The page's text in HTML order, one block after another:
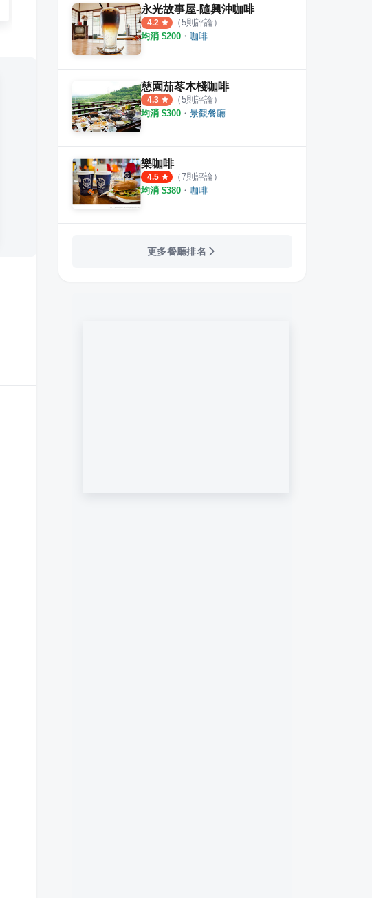
34則評論 5.0 ·5則評論
永光故事屋-隨興沖咖啡
4.2 （5則評論）
均消 $200 ・ 咖啡
慈園茄苳木棧咖啡
4.3 （5則評論）
均消 $300 ・ 景觀餐廳
樂咖啡
4.5 （7則評論）
均消 $380 ・ 咖啡
更多餐廳排名